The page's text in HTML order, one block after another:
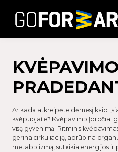
Ar kada atkreipėte dėmesį kaip
kvėpuojate? Kvėpavimo įpročiai
visą gyvenimą. Ritminis
gerina cirkuliaciją, aprūpina
metabolizmą, suteikia energijos ir